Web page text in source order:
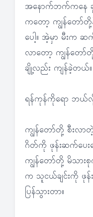
အနောက်ဘက်ကနေ ခု
ကတော့ ကျွန်တေ
ပေါ့။ အဲ့မှာ မီးက ဆ
လာတော့ ကျွန်တော်
ချို့လည်း ကျန်ခဲ့တယ်။
ရန်ကုန်ကိုရော ဘယ်လို
ကျွန်တော်တို့ စီးလာ
ဂိတ်ကို ဖုန်းဆက်ပေ
ကျွန်တော်တို့ မိသား
က သူငယ်ချင်းကို ဖုန်
ပြန်သွားတာ။